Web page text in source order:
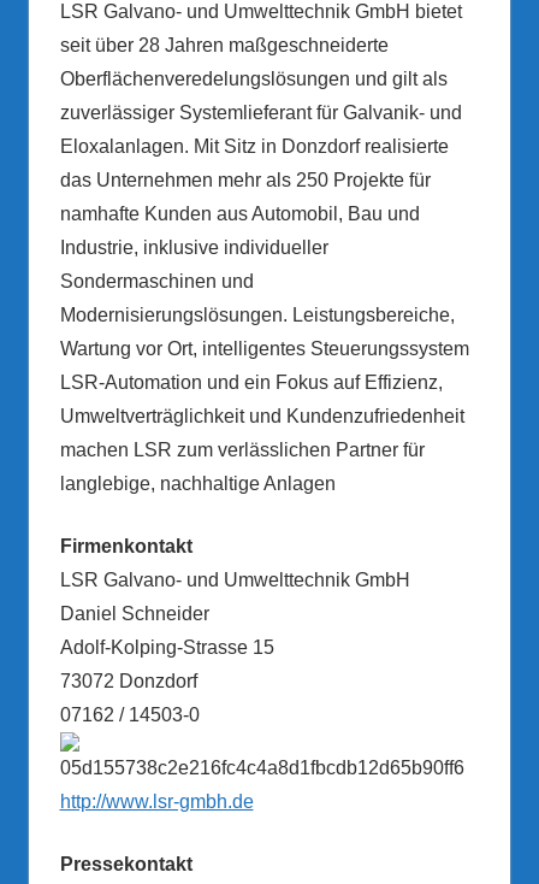
LSR Galvano- und Umwelttechnik GmbH bietet
seit über 28 Jahren maßgeschneiderte
Oberflächenveredelungslösungen und gilt als
zuverlässiger Systemlieferant für Galvanik- und
Eloxalanlagen. Mit Sitz in Donzdorf realisierte
das Unternehmen mehr als 250 Projekte für
namhafte Kunden aus Automobil, Bau und
Industrie, inklusive individueller
Sondermaschinen und
Modernisierungslösungen. Leistungsbereiche,
Wartung vor Ort, intelligentes Steuerungssystem
LSR-Automation und ein Fokus auf Effizienz,
Umweltverträglichkeit und Kundenzufriedenheit
machen LSR zum verlässlichen Partner für
langlebige, nachhaltige Anlagen
Firmenkontakt
LSR Galvano- und Umwelttechnik GmbH
Daniel Schneider
Adolf-Kolping-Strasse 15
73072 Donzdorf
07162 / 14503-0
http://www.lsr-gmbh.de
Pressekontakt